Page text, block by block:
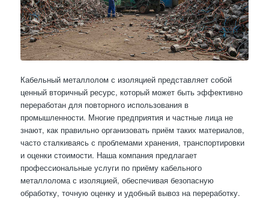
Кабельный металлолом с изоляцией представляет собой
ценный вторичный ресурс, который может быть эффективно
переработан для повторного использования в
промышленности. Многие предприятия и частные лица не
знают, как правильно организовать приём таких материалов,
часто сталкиваясь с проблемами хранения, транспортировки
и оценки стоимости. Наша компания предлагает
профессиональные услуги по приёму кабельного
металлолома с изоляцией, обеспечивая безопасную
обработку, точную оценку и удобный вывоз на переработку.